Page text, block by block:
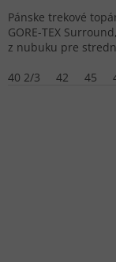
Pánske trekové
GORE-TEX
z nubuku pre
40 2/3
42 45